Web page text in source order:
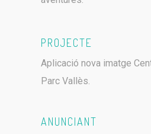
PROJECTE
Aplicació nova imatge
Parc Vallès.
ANUNCIANT